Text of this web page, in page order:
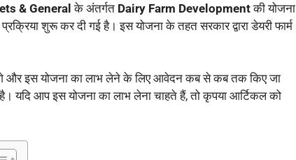
& General के अंतर्गत Dairy Farm Developmentकी योजना
शुरू कर दी गई है। इस योजना के तहत सरकार द्वारा डेयरी फार्म
और इस योजना का लाभ लेने के लिए आवेदन कब से कब तक किए जा
यदि आप इस योजना का लाभ लेना चाहते हैं, तो कृपया आर्टिकल को